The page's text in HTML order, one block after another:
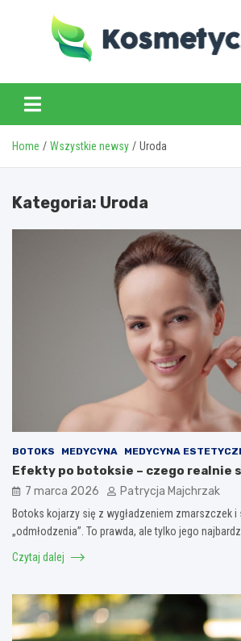
Home Wszystkie newsy Uroda
Kategoria: Uroda
BOTOKS MEDYCYNA MEDYCYNA
Efekty po botoksie – czego realnie
7 marca 2026 Patrycja Majchrzak
Botoks kojarzy się z wygładzeniem zmarszczek
„odmłodzenia”. To prawda, ale tylko jego
Czytaj dalej